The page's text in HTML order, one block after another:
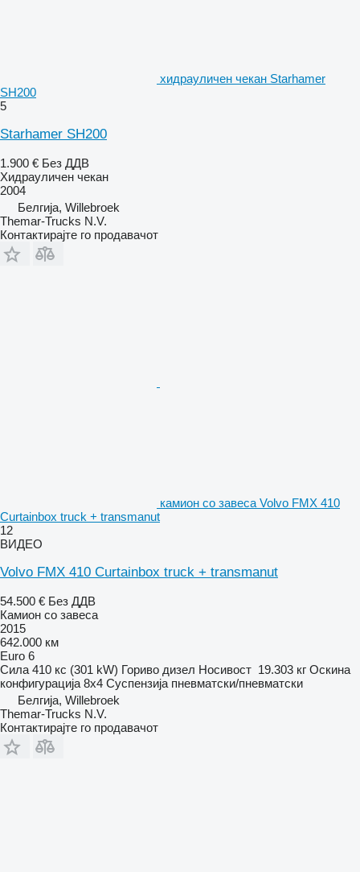
хидрауличен чекан Starhamer
SH200
5
Starhamer SH200
1.900 € Без ДДВ
Хидрауличен чекан
2004
Белгија, Willebroek
Themar-Trucks N.V.
Контактирајте го продавачот
камион со завеса Volvo FMX 410
Curtainbox truck + transmanut
12
ВИДЕО
Volvo FMX 410 Curtainbox truck + transmanut
54.500 € Без ДДВ
Камион со завеса
2015
642.000 км
Euro 6
Сила 410 кс (301 kW) Гориво дизел Носивост 19.303 кг Оскина
конфигурација 8x4 Суспензија пневматски/пневматски
Белгија, Willebroek
Themar-Trucks N.V.
Контактирајте го продавачот